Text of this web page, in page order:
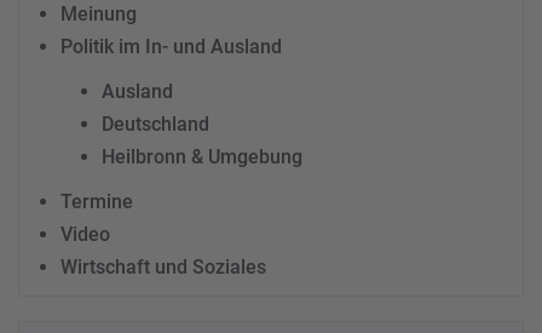
Meinung
Politik im In- und Ausland
Ausland
Deutschland
Heilbronn & Umgebung
Termine
Video
Wirtschaft und Soziales